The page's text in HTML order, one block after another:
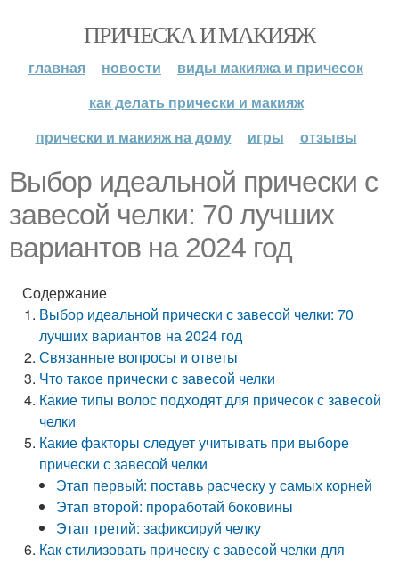
ПРИЧЕСКА И МАКИЯЖ
главная новости
виды макияжа и причесок
как делать прически и макияж
прически и макияж на дому
игры отзывы
Выбор идеальной прически с
завесой челки: 70 лучших
вариантов на 2024 год
Содержание
Выбор идеальной прически с завесой челки: 70
лучших вариантов на 2024 год
Связанные вопросы и ответы
Что такое прически с завесой челки
Какие типы волос подходят для причесок с завесой
челки
Какие факторы следует учитывать при выборе
прически с завесой челки
Этап первый: поставь расческу у самых корней
Этап второй: проработай боковины
Этап третий: зафиксируй челку
Как стилизовать прическу с завесой челки для